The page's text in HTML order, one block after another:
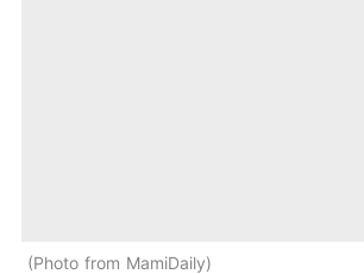
Photo from MamiDaily